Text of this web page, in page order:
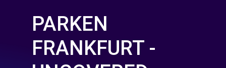
PARKEN
FRANKFURT -